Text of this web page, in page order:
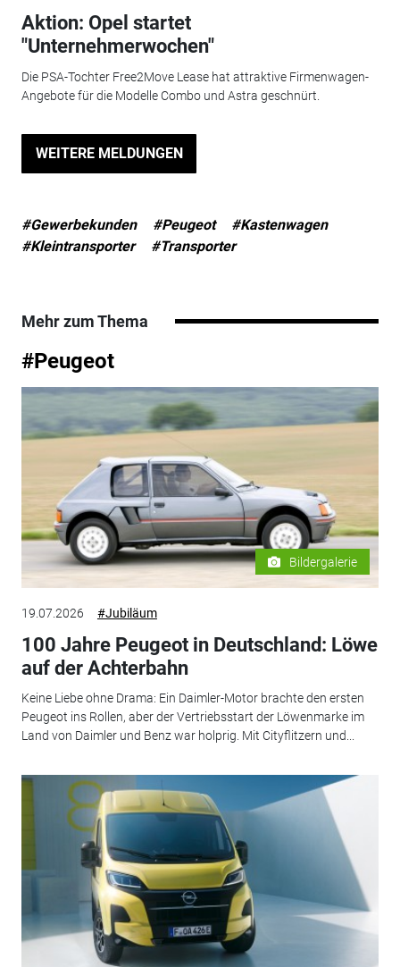
Aktion: Opel startet
"Unternehmerwochen"
Die PSA-Tochter Free2Move Lease hat attraktive Firmenwagen-
Angebote für die Modelle Combo und Astra geschnürt.
WEITERE MELDUNGEN
#Gewerbekunden #Peugeot
#Kastenwagen
#Kleintransporter
#Transporter
Mehr zum Thema
#Peugeot
Bildergalerie
19.07.2026 #Jubiläum
100 Jahre Peugeot in Deutschland: Löwe
auf der Achterbahn
Keine Liebe ohne Drama: Ein Daimler-Motor brachte den ersten
Peugeot ins Rollen, aber der Vertriebsstart der Löwenmarke im
Land von Daimler und Benz war holprig. Mit Cityflitzern und...